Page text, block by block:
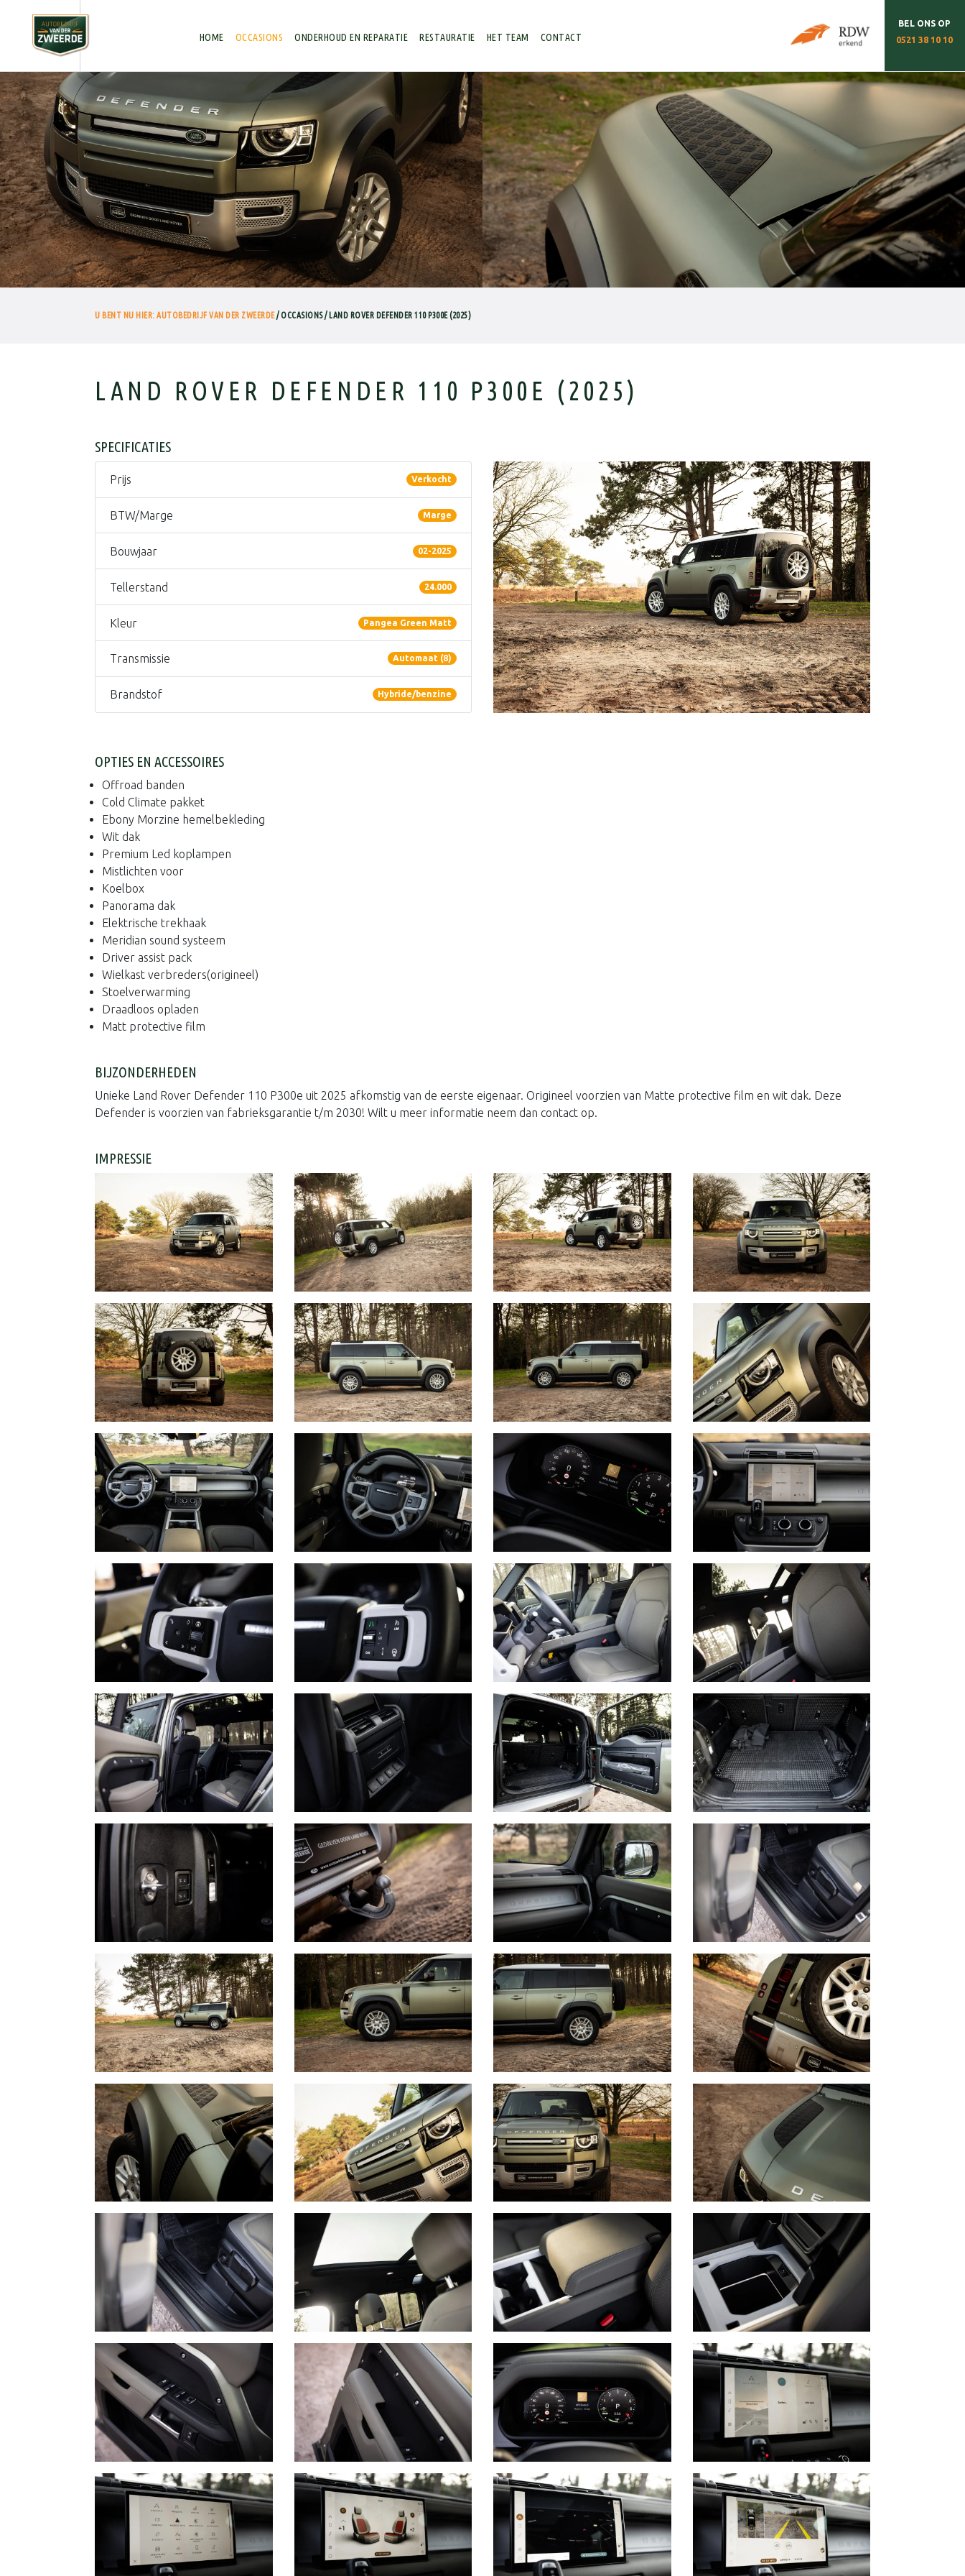
HOME OCCASIONS ONDERHOUD EN REPARATIE RESTAURATIE HET TEAM CONTACT
BEL ONS OP
0521 38 10 10
U BENT NU HIER: AUTOBEDRIJF VAN DER ZWEERDE/ OCCASIONS / LAND ROVER DEFENDER 110 P300E (2025)
LAND ROVER DEFENDER 110 P300E (2025)
SPECIFICATIES
Prijs Verkocht
BTW/Marge Marge
Bouwjaar 02-2025
Tellerstand 24.000
Kleur Pangea Green Matt
Transmissie Automaat (8)
Brandstof Hybride/benzine
OPTIES EN ACCESSOIRES
Offroad banden
Cold Climate pakket
Ebony Morzine hemelbekleding
Wit dak
Premium Led koplampen
Mistlichten voor
Koelbox
Panorama dak
Elektrische trekhaak
Meridian sound systeem
Driver assist pack
Wielkast verbreders(origineel)
Stoelverwarming
Draadloos opladen
Matt protective film
BIJZONDERHEDEN
Unieke Land Rover Defender 110 P300e uit 2025 afkomstig van de eerste eigenaar. Origineel voorzien van Matte protective film en wit dak. Deze
Defender is voorzien van fabrieksgarantie t/m 2030! Wilt u meer informatie neem dan contact op.
IMPRESSIE